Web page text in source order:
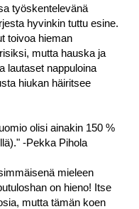
työskentelevänä
hyvinkin tuttu esine.
toivoa hieman
mutta hauska ja
lautaset nappuloina
hiukan häiritsee
olisi ainakin 150 %
-Pekka Pihola
mieleen
on hieno! Itse
mutta tämän koen